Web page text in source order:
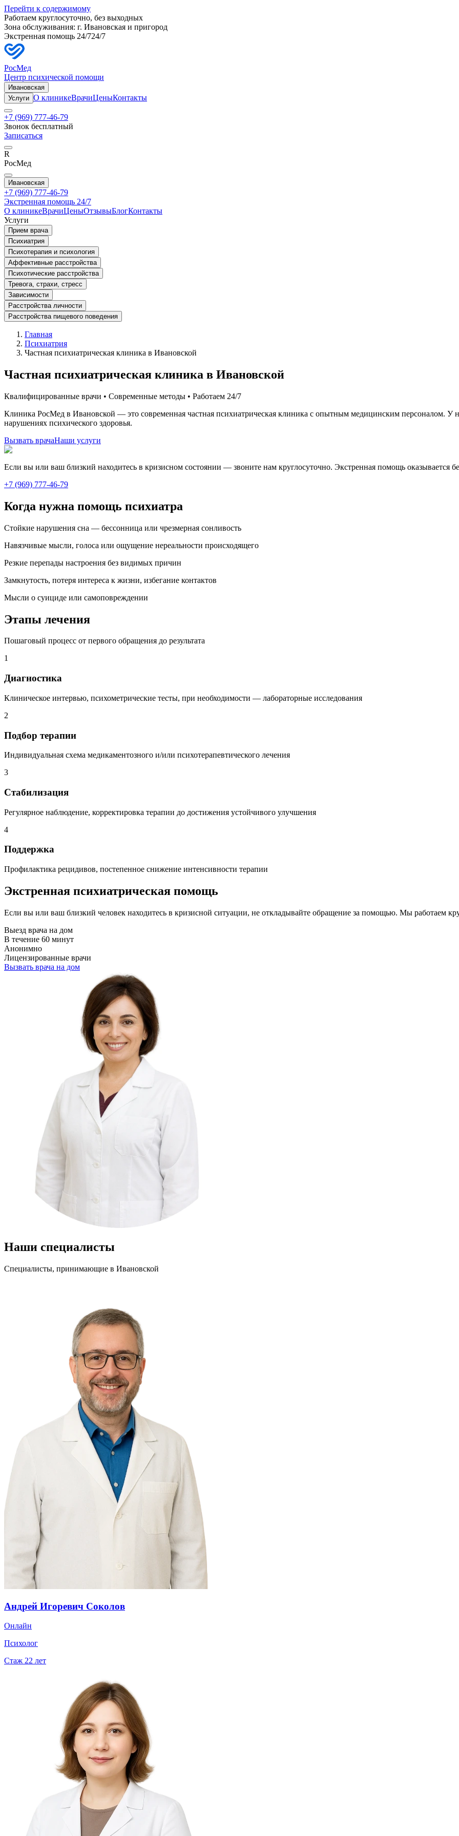
Перейти к содержимому
Работаем круглосуточно, без выходных
Зона обслуживания: г. Ивановская и пригород
Экстренная помощь 24/724/7
РосМед
Центр психической помощи
Ивановская
Услуги О клиникеВрачиЦеныКонтакты
+7 (969) 777-46-79
Звонок бесплатный
Записаться
R
РосМед
Ивановская
+7 (969) 777-46-79
Экстренная помощь 24/7
О клиникеВрачиЦеныОтзывыБлогКонтакты
Услуги
Прием врача
Психиатрия
Психотерапия и психология
Аффективные расстройства
Психотические расстройства
Тревога, страхи, стресс
Зависимости
Расстройства личности
Расстройства пищевого поведения
Главная
Психиатрия
Частная психиатрическая клиника в Ивановской
Частная психиатрическая клиника в Ивановской
Квалифицированные врачи • Современные методы • Работаем 24/7
Клиника РосМед в Ивановской — это современная частная психиатрическая клиника с опытным медицинским персоналом.
нарушениях психического здоровья.
Вызвать врачаНаши услуги
Если вы или ваш близкий находитесь в кризисном состоянии — звоните нам круглосуточно. Экстренная помощь оказывается
+7 (969) 777-46-79
Когда нужна помощь психиатра
Стойкие нарушения сна — бессонница или чрезмерная сонливость
Навязчивые мысли, голоса или ощущение нереальности происходящего
Резкие перепады настроения без видимых причин
Замкнутость, потеря интереса к жизни, избегание контактов
Мысли о суициде или самоповреждении
Этапы лечения
Пошаговый процесс от первого обращения до результата
1
Диагностика
Клиническое интервью, психометрические тесты, при необходимости — лабораторные исследования
2
Подбор терапии
Индивидуальная схема медикаментозного и/или психотерапевтического лечения
3
Стабилизация
Регулярное наблюдение, корректировка терапии до достижения устойчивого улучшения
4
Поддержка
Профилактика рецидивов, постепенное снижение интенсивности терапии
Экстренная психиатрическая помощь
Если вы или ваш близкий человек находитесь в кризисной ситуации, не откладывайте обращение за помощью. Мы работаем
Выезд врача на дом
В течение 60 минут
Анонимно
Лицензированные врачи
Вызвать врача на дом
Наши специалисты
Специалисты, принимающие в Ивановской
Андрей Игоревич Соколов
Онлайн
Психолог
Стаж 22 лет